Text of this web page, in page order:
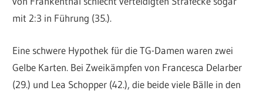
mit 2:3 in Führung (35.).
Eine schwere Hypothek für die TG-Damen waren zwei
Gelbe Karten. Bei Zweikämpfen von Francesca Delarber
(29.) und Lea Schopper (42.), die beide viele Bälle in den